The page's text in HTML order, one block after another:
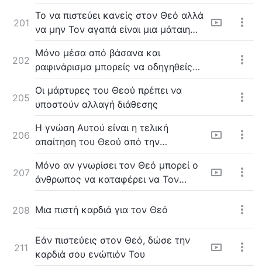
201
Το να πιστεύει κανείς στον Θεό αλλά
να μην Τον αγαπά είναι μια μάταιη
ζωή
202
Μόνο μέσα από βάσανα και
ραφινάρισμα μπορείς να οδηγηθείς
στην τελείωση από τον Θεό
205
Οι μάρτυρες του Θεού πρέπει να
υποστούν αλλαγή διάθεσης
206
H γνώση Αυτού είναι η τελική
απαίτηση του Θεού από την
ανθρωπότητα
207
Μόνο αν γνωρίσει τον Θεό μπορεί ο
άνθρωπος να καταφέρει να Τον
αγαπήσει
208 Μια πιστή καρδιά για τον Θεό
211
Εάν πιστεύεις στον Θεό, δώσε την
καρδιά σου ενώπιόν Του